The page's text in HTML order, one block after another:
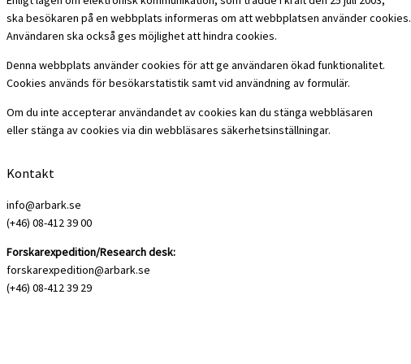
ska besökaren på en webbplats informeras om att webbplatsen använder cookies.
Användaren ska också ges möjlighet att hindra cookies.
Denna webbplats använder cookies för att ge användaren ökad funktionalitet.
Cookies används för besökarstatistik samt vid användning av formulär.
Om du inte accepterar användandet av cookies kan du stänga webbläsaren
eller stänga av cookies via din webbläsares säkerhetsinställningar.
Kontakt
info@arbark.se
(+46) 08-412 39 00
Forskarexpedition/Research desk:
forskarexpedition@arbark.se
(+46) 08-412 39 29